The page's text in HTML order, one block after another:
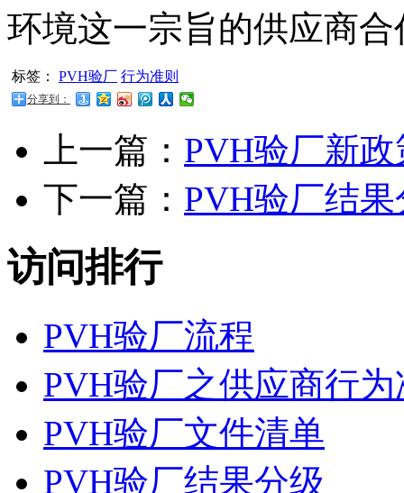
环境这一宗旨的供应商合
标签： PVH验厂 行为准则
分享到：
上一篇： PVH验厂新
下一篇： PVH验厂结
访问排行
PVH验厂流程
PVH验厂之供应商行
PVH验厂文件清单
PVH验厂结果分级